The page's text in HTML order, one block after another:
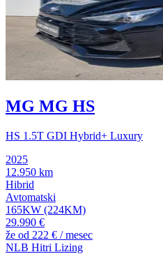
MG MG HS
HS 1.5T GDI Hybrid+ Luxury
2025
12.950 km
Hibrid
Avtomatski
165KW (224KM)
29.990 €
že od 222 € / mesec
NLB Hitri Lizing